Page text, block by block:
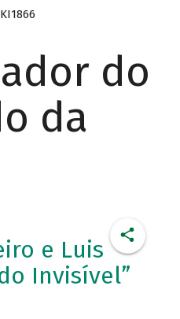
do
da
e Luis
Invisível”